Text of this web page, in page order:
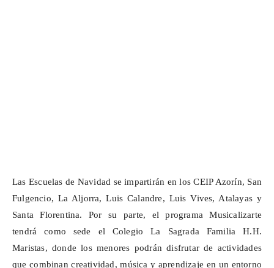
Las Escuelas de Navidad se impartirán en los CEIP Azorín, San
Fulgencio, La Aljorra, Luis Calandre, Luis Vives, Atalayas y
Santa Florentina. Por su parte, el programa Musicalizarte
tendrá como sede el Colegio La Sagrada Familia H.H.
Maristas, donde los menores podrán disfrutar de actividades
que combinan creatividad, música y aprendizaje en un entorno